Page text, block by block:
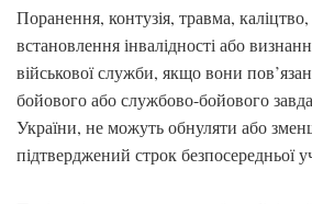
Поранення, контузія, травма,
встановлення інвалідності або
військової служби, якщо вони
бойового або службово-бойового
України, не можуть обнуляти або
підтверджений строк безпосередньої